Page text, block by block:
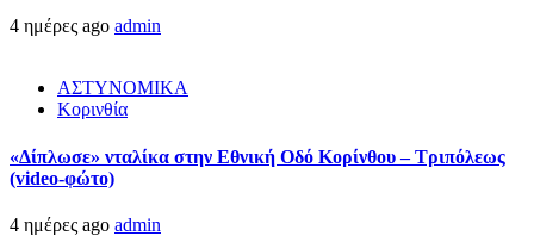
4 ημέρες ago admin
ΑΣΤΥΝΟΜΙΚΑ
Κορινθία
«Δίπλωσε» νταλίκα στην Εθνική Oδό Κορίνθου – Τριπόλεως
(video-φώτο)
4 ημέρες ago admin